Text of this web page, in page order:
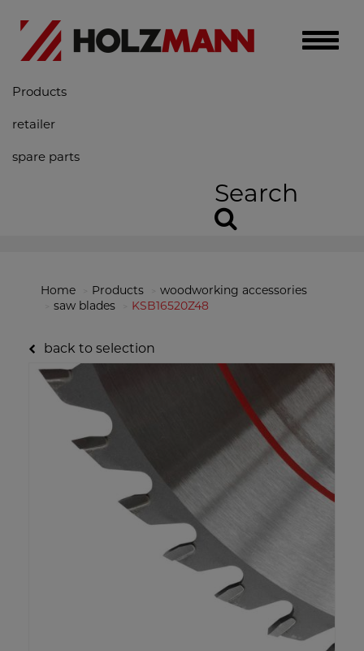
Toggle
Products
retailer
spare parts
Search
Home Products
woodworking accessories
saw blades
KSB16520Z48
back to selection